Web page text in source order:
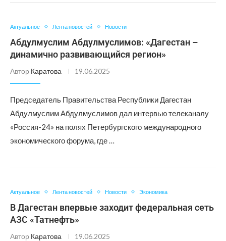
Актуальное Лента новостей Новости
Абдулмуслим Абдулмуслимов: «Дагестан –
динамично развивающийся регион»
Автор Каратова 19.06.2025
Председатель Правительства Республики Дагестан
Абдулмуслим Абдулмуслимов дал интервью телеканалу
«Россия-24» на полях Петербургского международного
экономического форума, где …
Актуальное Лента новостей Новости Экономика
В Дагестан впервые заходит федеральная сеть
АЗС «Татнефть»
Автор Каратова 19.06.2025